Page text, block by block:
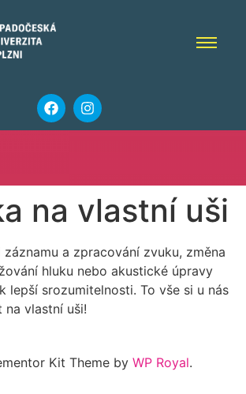
na vlastní uši
a zpracování zvuku, změna
hluku nebo akustické úpravy
lepší srozumitelnosti. To vše si u nás
na vlastní uši!
Kit Theme by WP Royal.